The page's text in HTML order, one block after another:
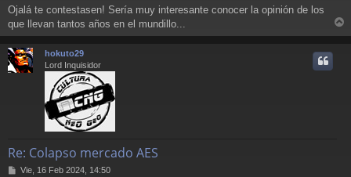
Ojalá te contestasen! Sería muy interesante conocer la opinión de los
que llevan tantos años en el mundillo...
r
hokuto29
Lord Inquisidor
Re: Colapso mercado AES
M
Vie, 16 Feb 2024, 14:50